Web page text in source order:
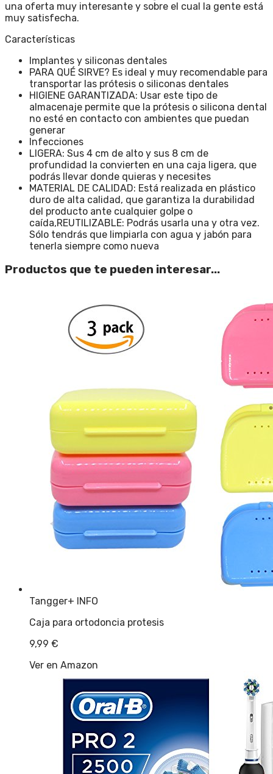
una oferta muy interesante y sobre el cual la gente está
muy satisfecha.
Características
Implantes y siliconas dentales
PARA QUÉ SIRVE? Es ideal y muy recomendable para
transportar las prótesis o siliconas dentales
HIGIENE GARANTIZADA: Usar este tipo de
almacenaje permite que la prótesis o silicona dental
no esté en contacto con ambientes que puedan
generar
Infecciones
LIGERA: Sus 4 cm de alto y sus 8 cm de
profundidad la convierten en una caja ligera, que
podrás llevar donde quieras y necesites
MATERIAL DE CALIDAD: Está realizada en plástico
duro de alta calidad, que garantiza la durabilidad
del producto ante cualquier golpe o
caída,REUTILIZABLE: Podrás usarla una y otra vez.
Sólo tendrás que limpiarla con agua y jabón para
tenerla siempre como nueva
Productos que te pueden interesar...
Tangger+ INFO
Caja para ortodoncia protesis
9,99 €
Ver en Amazon